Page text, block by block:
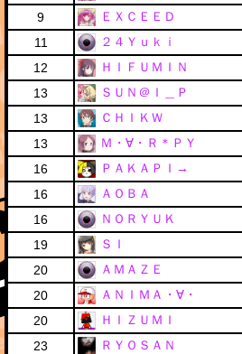
9
ＥＸＣＥＥＤ
11
２４Ｙｕｋｉ
12
ＨＩＦＵＭＩＮ
13
ＳＵＮ＠Ｉ＿Ｐ
13
ＣＨＩＫＷ
13
Ｍ・∀・Ｒ＊ＰＹ
16
ＰＡＫＡＰＩ→
16
ＡＯＢＡ
16
ＮＯＲＹＵＫ
19
ＳＩ
20
ＡＭＡＺＥ
20
ＡＮＩＭＡ・∀・
20
ＨＩＺＵＭＩ
23
ＲＹＯＳＡＮ